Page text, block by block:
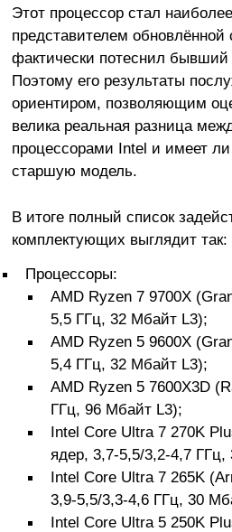
Этот процессор стал
представителем
фактически потеснил
Поэтому его результаты
ориентиром, позволяющим
велика реальная разница
процессорами Intel и имеет
старшую модель.
В итоге полный список
комплектующих выглядит так:
Процессоры:
AMD Ryzen 7 9700X
5,5 ГГц, 32 Мбайт L3);
AMD Ryzen 5 9600X
5,4 ГГц, 32 Мбайт L3);
AMD Ryzen 5 7600X3D
ГГц, 96 Мбайт L3);
Intel Core Ultra 7 270K
ядер, 3,7-5,5/3,2-4,7
Intel Core Ultra 7 265K
3,9-5,5/3,3-4,6 ГГц, 30
Intel Core Ultra 5 250K